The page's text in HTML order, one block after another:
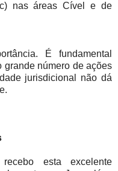
nas áreas Cível e de
É fundamental
grande número de ações
jurisdicional não dá
esta excelente